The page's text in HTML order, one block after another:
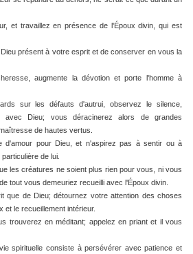
et travaillez en présence de l'Époux divin, qui est
présent à votre esprit et de conserver en vous la
augmente la dévotion et porte l'homme à
sur les défauts d'autrui, observez le silence,
avec Dieu; vous déracinerez alors de grandes
de hautes vertus.
d'amour pour Dieu, et n'aspirez pas à sentir ou à
de lui.
les créatures ne soient plus rien pour vous, ni vous
tout vous demeuriez recueilli avec l'Époux divin.
que de Dieu; détournez votre attention des choses
le recueillement intérieur.
trouverez en méditant; appelez en priant et il vous
spirituelle consiste à persévérer avec patience et